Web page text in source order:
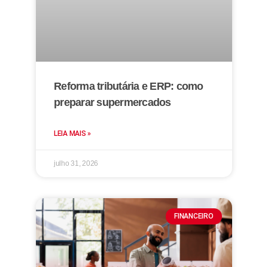
Reforma tributária e ERP: como
preparar supermercados
LEIA MAIS »
julho 31, 2026
FINANCEIRO